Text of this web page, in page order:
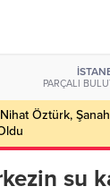
PARÇALI
Öztürk,
su